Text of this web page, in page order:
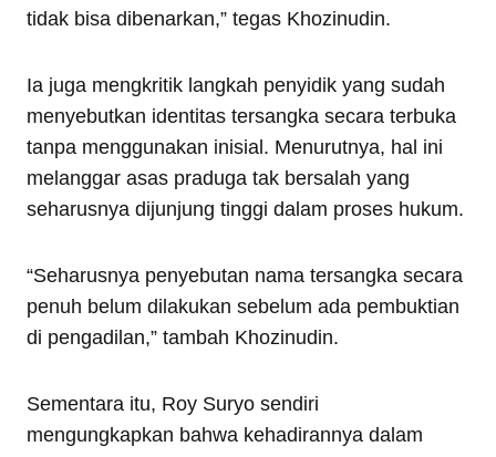
tidak bisa dibenarkan,” tegas Khozinudin.
Ia juga mengkritik langkah penyidik yang sudah
menyebutkan identitas tersangka secara terbuka
tanpa menggunakan inisial. Menurutnya, hal ini
melanggar asas praduga tak bersalah yang
seharusnya dijunjung tinggi dalam proses hukum.
“Seharusnya penyebutan nama tersangka secara
penuh belum dilakukan sebelum ada pembuktian
di pengadilan,” tambah Khozinudin.
Sementara itu, Roy Suryo sendiri
mengungkapkan bahwa kehadirannya dalam